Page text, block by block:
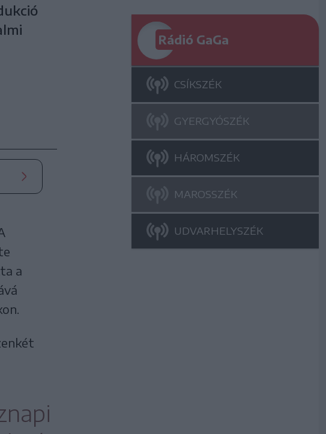
a
Rádió GaGa
CSÍKSZÉK
GYERGYÓSZÉK
HÁROMSZÉK
MAROSSZÉK
UDVARHELYSZÉK